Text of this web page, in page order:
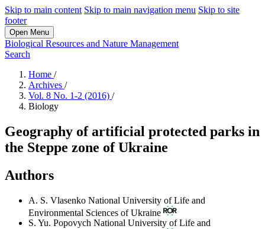
Skip to main content Skip to main navigation menu Skip to site
footer
Open Menu
Biological Resources and Nature Management
Search
Home /
Archives /
Vol. 8 No. 1-2 (2016) /
Biology
Geography of artificial protected parks in
the Steppe zone of Ukraine
Authors
А. S. Vlasenko National University of Life and
Environmental Sciences of Ukraine
S. Yu. Popovych National University of Life and